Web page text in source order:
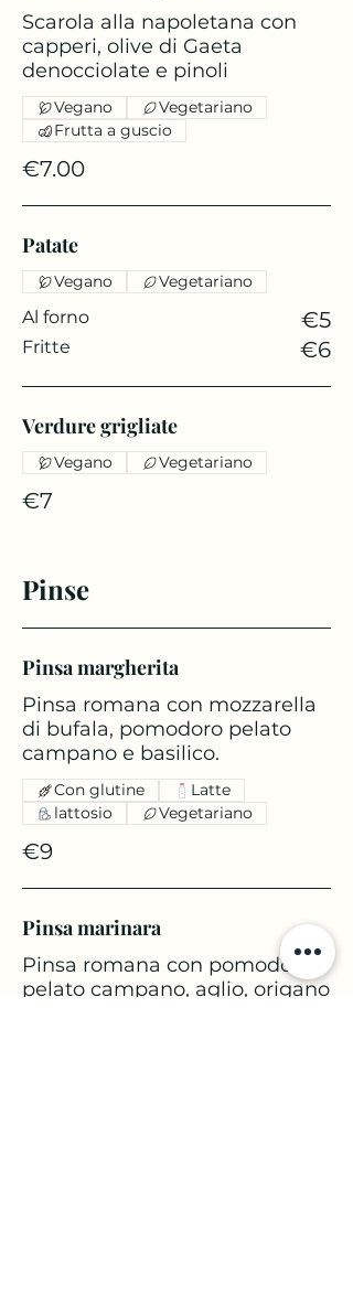
Scarola alla napoletana con
capperi, olive di Gaeta
denocciolate e pinoli
€7.00
Vegano
Vegetariano
Frutta a guscio
Patate
Al forno €5
Fritte €6
Vegano Vegetariano
Verdure grigliate
€7
Vegano Vegetariano
Pinse
Pinsa margherita
Pinsa romana con mozzarella
di bufala, pomodoro pelato
campano e basilico.
€9
Con glutine
Latte
lattosio
Vegetariano
Pinsa marinara
Pinsa romana con pomodoro
pelato campano, aglio, origano